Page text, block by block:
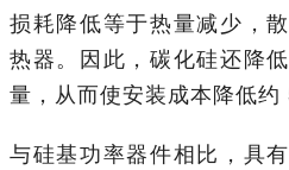
损耗降低等于热量减少，
热器。因此，碳化硅还降
量，从而使安装成本降低约
与硅基功率器件相比，具